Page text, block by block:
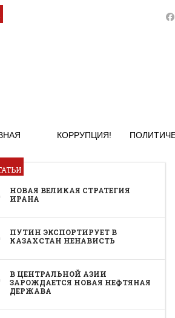
КОРРУПЦИЯ!
НОВАЯ ВЕЛИКАЯ СТРАТЕГИЯ
ИРАНА
ПУТИН ЭКСПОРТИРУЕТ В
КАЗАХСТАН НЕНАВИСТЬ
В ЦЕНТРАЛЬНОЙ АЗИИ
ЗАРОЖДАЕТСЯ НОВАЯ НЕФТЯНАЯ
ДЕРЖАВА